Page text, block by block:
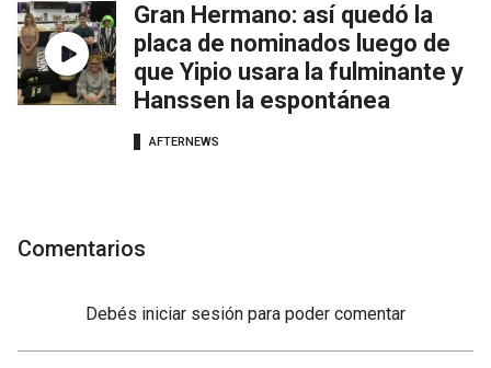
Gran Hermano: así quedó la
placa de nominados luego de
que Yipio usara la fulminante y
Hanssen la espontánea
AFTERNEWS
Comentarios
Debés iniciar sesión para poder comentar